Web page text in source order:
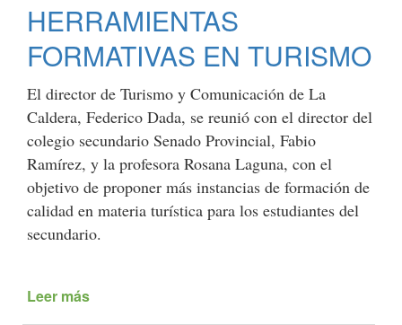
PREMIO
A
LA
MEJOR
ARTESANÍA
EN
LA
EXPO
RURAL
DE
PALERMO
HERRAMIENTAS
FORMATIVAS EN TURISMO
El director de Turismo y Comunicación de La
Caldera, Federico Dada, se reunió con el director del
colegio secundario Senado Provincial, Fabio
Ramírez, y la profesora Rosana Laguna, con el
objetivo de proponer más instancias de formación de
calidad en materia turística para los estudiantes del
secundario.
Leer más